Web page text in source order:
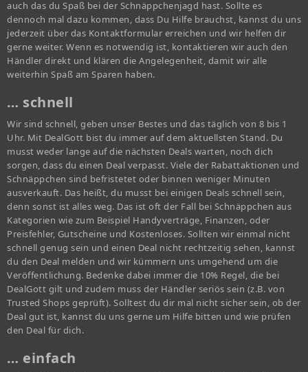
auch das du Spaß bei der Schnäppchenjagd hast. Sollte es
dennoch mal dazu kommen, dass Du Hilfe brauchst, kannst du uns
jederzeit über das Kontaktformular erreichen und wir helfen dir
gerne weiter. Wenn es notwendig ist, kontaktieren wir auch den
Händler direkt und klären die Angelegenheit, damit wir alle
weiterhin Spaß am Sparen haben.
… schnell
Wir sind schnell, geben unser Bestes und das täglich von 8 bis 1
Uhr. Mit DealGott bist du immer auf dem aktuellsten Stand. Du
musst weder lange auf die nächsten Deals warten, noch dich
sorgen, dass du einen Deal verpasst. Viele der Rabattaktionen und
Schnäppchen sind befristetet oder binnen weniger Minuten
ausverkauft. Das heißt, du musst bei einigen Deals schnell sein,
denn sonst ist alles weg. Das ist oft der Fall bei Schnäppchen aus
Kategorien wie zum Beispiel Handyverträge, Finanzen, oder
Preisfehler, Gutscheine und Kostenloses. Sollten wir einmal nicht
schnell genug sein und einen Deal nicht rechtzeitig sehen, kannst
du den Deal melden und wir kümmern uns umgehend um die
Veröffentlichung. Bedenke dabei immer die 10% Regel, die bei
DealGott gilt und zudem muss der Händler seriös sein (z.B. von
Trusted Shops geprüft). Solltest du dir mal nicht sicher sein, ob der
Deal gut ist, kannst du uns gerne um Hilfe bitten und wie prüfen
den Deal für dich.
… einfach